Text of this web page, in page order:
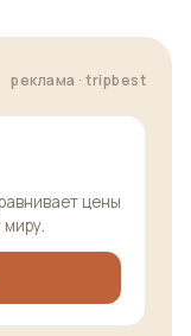
реклама · tripbest
цены